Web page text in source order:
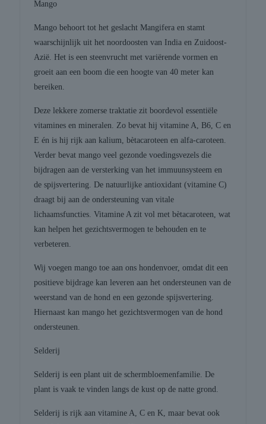
Mango
Mango behoort tot het geslacht Mangifera en stamt
waarschijnlijk uit het noordoosten van India en Zuidoost-
Azië. Het is een steenvrucht met variërende vormen en
groeit aan een boom die een hoogte van 40 meter kan
bereiken.
Deze lekkere zomerse traktatie zit boordevol essentiële
vitamines en mineralen. Zo bevat hij vitamine A, B6, C en
E én is hij rijk aan kalium, bètacaroteen en alfa-caroteen.
Verder bevat mango veel gezonde voedingsvezels die
bijdragen aan de versterking van het immuunsysteem en
de spijsvertering. De natuurlijke antioxidant (vitamine C)
draagt bij aan de ondersteuning van vitale
lichaamsfuncties. Vitamine A zit vol met bètacaroteen, wat
kan helpen het gezichtsvermogen te behouden en te
verbeteren.
Wij voegen mango toe aan ons hondenvoer, omdat dit een
positieve bijdrage kan leveren aan het ondersteunen van de
weerstand van de hond en een gezonde spijsvertering.
Hiernaast kan mango het gezichtsvermogen van de hond
ondersteunen.
Selderij
Selderij is een plant uit de schermbloemenfamilie. De
plant is vaak te vinden langs de kust op de natte grond.
Selderij is rijk aan vitamine A, C en K, maar bevat ook